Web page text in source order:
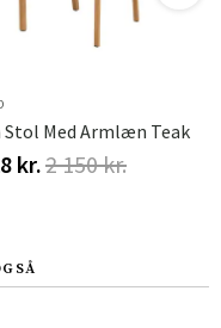
Stol Med Armlæn Teak
kr.2 150 kr.